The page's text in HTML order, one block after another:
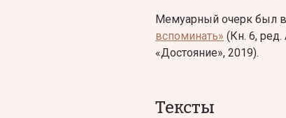
Мемуарный очерк был
вспоминать» (Кн. 6, ред.
«Достояние», 2019).
Тексты